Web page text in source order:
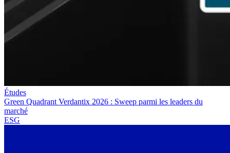
Études
Green Quadrant Verdantix 2026 : Sweep parmi les leaders du
marché
ESG